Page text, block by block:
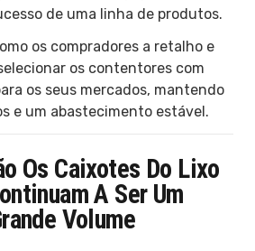
de uma linha de produtos.
os compradores a retalho e
os contentores com
os seus mercados, mantendo
e um abastecimento estável.
Os Caixotes Do Lixo
A Ser Um
Volume